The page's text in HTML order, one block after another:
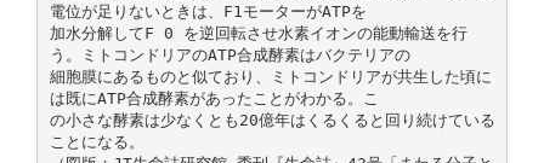
電位が足りないときは、F1モーターがATPを
加水分解してF 0 を逆回転させ水素イオンの能動輸送を行
う。ミトコンドリアのATP合成酵素はバクテリアの
細胞膜にあるものと似ており、ミトコンドリアが共生した頃に
は既にATP合成酵素があったことがわかる。こ
の小さな酵素は少なくとも20億年はくるくると回り続けている
ことになる。